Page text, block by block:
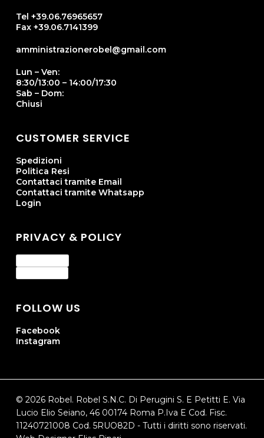
Tel +39.06.76965657
Fax +39.06.7141399
amministrazionerobel@gmail.com
Lun – Ven:
8:30/13:00 – 14:00/17:30
Sab – Dom:
Chiusi
CUSTOMER SERVICE
Spedizioni
Politica Resi
Contattaci tramite Email
Contattaci tramite Whatsapp
Login
PRIVACY & POLICY
FOLLOW US
Facebook
Instagram
© 2026 Robel. Robel S.N.C. Di Perugini S. E Petitti E. Via
Lucio Elio Seiano, 46 00174 Roma P.Iva E Cod. Fisc.
11240721008 Cod. 5RUO82D - Tutti i diritti sono riservati.